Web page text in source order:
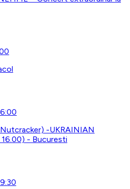
-UKRAINIAN
16.00) - Bucuresti